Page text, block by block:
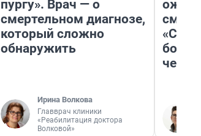
пургу». Врач — о
смертельном диагнозе,
который сложно
обнаружить
Ирина Волкова
Главврач клиники
«Реабилитация доктора
Волковой»